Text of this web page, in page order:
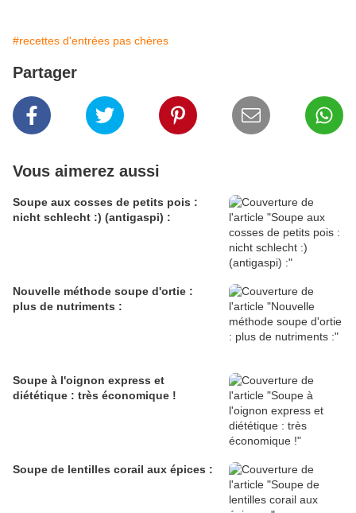
#recettes d'entrées pas chères
Partager
Vous aimerez aussi
Soupe aux cosses de petits pois :
nicht schlecht :) (antigaspi) :
Nouvelle méthode soupe d'ortie :
plus de nutriments :
Soupe à l'oignon express et
diététique : très économique !
Soupe de lentilles corail aux épices :